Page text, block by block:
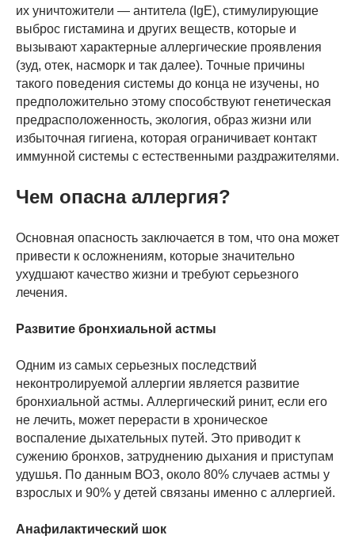
их уничтожители — антитела (IgE), стимулирующие
выброс гистамина и других веществ, которые и
вызывают характерные аллергические проявления
(зуд, отек, насморк и так далее). Точные причины
такого поведения системы до конца не изучены, но
предположительно этому способствуют генетическая
предрасположенность, экология, образ жизни или
избыточная гигиена, которая ограничивает контакт
иммунной системы с естественными раздражителями.
Чем опасна аллергия?
Основная опасность заключается в том, что она может
привести к осложнениям, которые значительно
ухудшают качество жизни и требуют серьезного
лечения.
Развитие бронхиальной астмы
Одним из самых серьезных последствий
неконтролируемой аллергии является развитие
бронхиальной астмы. Аллергический ринит, если его
не лечить, может перерасти в хроническое
воспаление дыхательных путей. Это приводит к
сужению бронхов, затруднению дыхания и приступам
удушья. По данным ВОЗ, около 80% случаев астмы у
взрослых и 90% у детей связаны именно с аллергией.
Анафилактический шок